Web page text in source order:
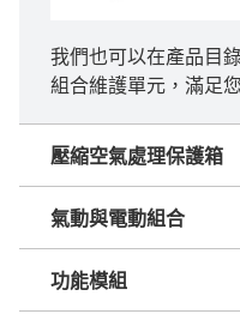
我們也可以在產品目
組合維護單元，滿足
壓縮空氣處理保護箱
氣動與電動組合
功能模組